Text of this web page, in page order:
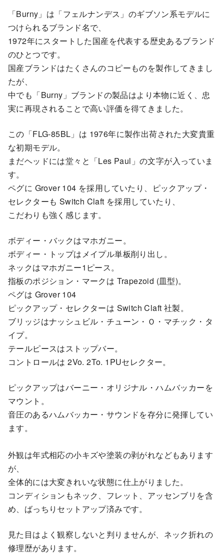
「Burny」は「フェルナンデス」のギブソン系モデルに
つけられるブランド名で、
1972年にスタートした国産を代表する歴史あるブランド
のひとつです。
国産ブランドはたくさんのコピーものを製作してきまし
たが、
中でも「Burny」ブランドの製品はより本物に近く、忠
実に再現されることで高い評価を得てきました。
この「FLG-85BL」は 1976年に製作出荷された大変貴重
な初期モデル。
まだヘッドには堂々と「Les Paul」の文字が入っていま
す。
ペグに Grover 104 を採用していたり、ピックアップ・
セレクターも Switch Claft を採用していたり、
こだわりも強く感じます。
ボディー・バックはマホガニー。
ボディー・トップはメイプル単板削り出し。
ネックはマホガニー1ピース。
指板のポジション・マークは Trapezoid (皿型)。
ペグは Grover 104
ピックアップ・セレクターは Switch Claft 社製。
ブリッジはナッシュビル・チューン・Ｏ・マチック・タ
イプ。
テールピースはストップバー。
コントロールは 2Vo. 2To. 1PUセレクター。
ピックアップはバーニー・オリジナル・ハムバッカーを
マウント。
音圧のあるハムバッカー・サウンドを存分に発揮してい
ます。
外観は年式相応の小キズや塗装の剥がれなどもあります
が、
全体的には大変きれいな状態に仕上がりました。
コンディションもネック、フレット、アッセンブリを含
め、ばっちりセットアップ済みです。
見た目はよく観察しないと判りませんが、ネック折れの
修理歴があります。